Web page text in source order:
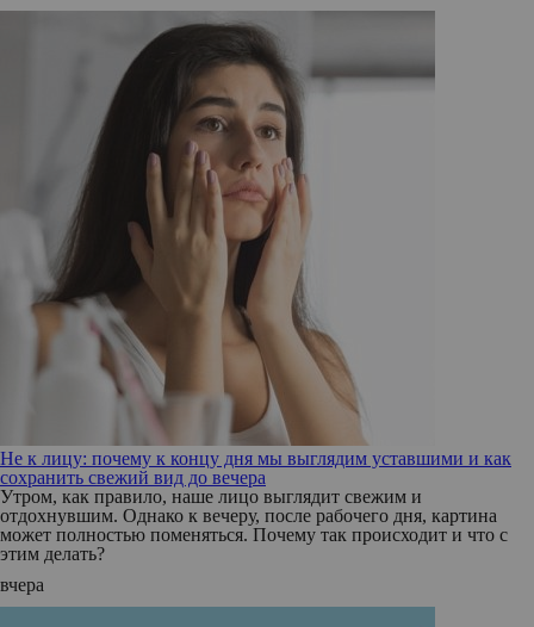
Не к лицу: почему к концу дня мы выглядим уставшими и как
сохранить свежий вид до вечера
Утром, как правило, наше лицо выглядит свежим и
отдохнувшим. Однако к вечеру, после рабочего дня, картина
может полностью поменяться. Почему так происходит и что с
этим делать?
вчера